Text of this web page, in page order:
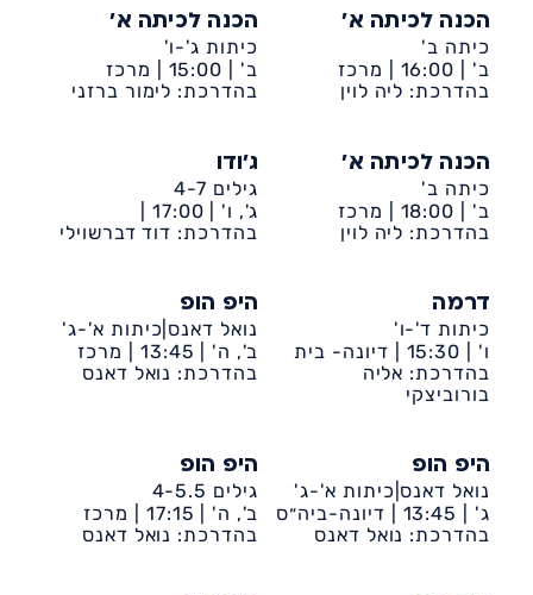
הכנה לכיתה א'
כיתה ב'
ב' | 16:00 |
מרכז
קהילתי דיונה
בהדרכת: ליה לוין
הכנה לכיתה א'
כיתות ג'-ו'
ב' | 15:00 |
מרכז
קהילתי דיונה
בהדרכת: לימור ברזני
הכנה לכיתה א'
כיתה ב'
ב' | 18:00 |
מרכז
קהילתי דיונה
בהדרכת: ליה לוין
ג'ודו
גילים 4-7
ג', ו' | 17:00 |
דיונה-ביה״ס שקד
בהדרכת: דוד דברשוילי
דרמה
כיתות ד'-ו'
ו' | 15:30 |
דיונה- בית
הנוער
בהדרכת: אליה
בורוביצקי
היפ הופ
נואל דאנס|כיתות א'-ג'
ב', ה' | 13:45 |
מרכז
קהילתי דיונה
בהדרכת: נואל דאנס
היפ הופ
נואל דאנס|כיתות א'-ג'
ג' |
13:45 |
דיונה-ביה״ס
שקד
בהדרכת: נואל דאנס
היפ הופ
גילים 4-5.5
ב', ה' | 17:15 |
מרכז
קהילתי דיונה
בהדרכת: נואל דאנס